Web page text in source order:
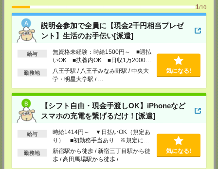
1/10
説明会参加で全員に【現金2千円相当プレゼ
ント】生活のお手伝い[派遣]
給与
無資格未経験：時給1500円～ ■週払
いOK ■扶養内OK ■日収1万2000円
以上
勤務地
八王子駅 / 八王子みなみ野駅 / 中央大
学・明星大学駅 / …
気になる!
【シフト自由・現金手渡しOK】iPhoneなど
スマホの充電を繋げるだけ！[派遣]
給与
時給1414円～ ▼日払いOK（規定あ
り） ■初勤務手当あり ※規定によ
る
勤務地
新宿駅から徒歩 / 新宿三丁目駅から徒
歩 / 高田馬場駅から徒歩 / …
気になる!
担当：採用担当
八王子支店
東京都八王子市東町1－6 橋完ＬＫビル 3階
TEL：0120-713-515
担当：採用担当
〒194-0022 東京都町田市森野1-33-11 町田森野ビル1階
TEL：0120-713-515
担当：採用担当
越谷支店
〒343-0816
埼玉県越谷市弥生町1-4 越谷弥生ビル3階
担当：採用担当
厚木支店
神奈川県厚木市旭町1-2-1 日本生命本厚木ビル7階
TEL：0120-713-515